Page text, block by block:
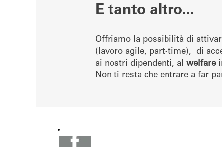
E tanto altro...
Offriamo la possibilità di
(lavoro agile, part-time), di
ai nostri dipendenti, al welfare
Non ti resta che entrare a far
Social